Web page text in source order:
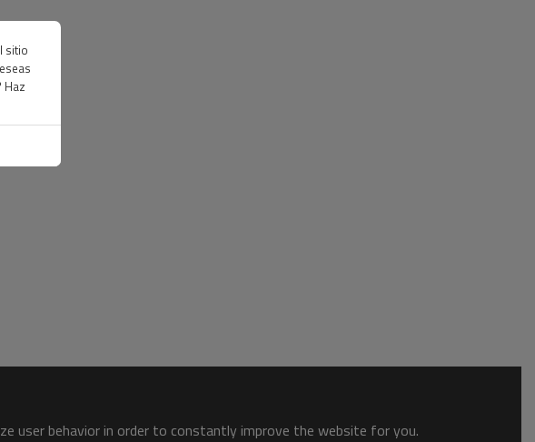
user behavior in order to constantly improve the website for you.
sitio
Haz